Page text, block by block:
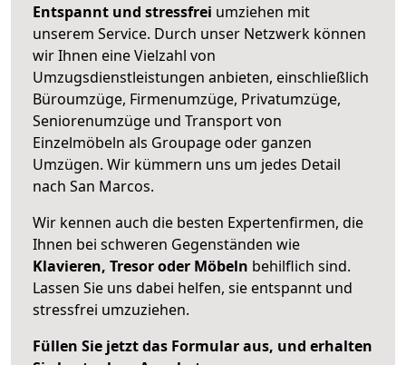
Entspannt und stressfrei umziehen mit
unserem Service. Durch unser Netzwerk können
wir Ihnen eine Vielzahl von
Umzugsdienstleistungen anbieten, einschließlich
Büroumzüge, Firmenumzüge, Privatumzüge,
Seniorenumzüge und Transport von
Einzelmöbeln als Groupage oder ganzen
Umzügen. Wir kümmern uns um jedes Detail
nach San Marcos.
Wir kennen auch die besten Expertenfirmen, die
Ihnen bei schweren Gegenständen wie
Klavieren, Tresor oder Möbeln behilflich sind.
Lassen Sie uns dabei helfen, sie entspannt und
stressfrei umzuziehen.
Füllen Sie jetzt das Formular aus, und erhalten